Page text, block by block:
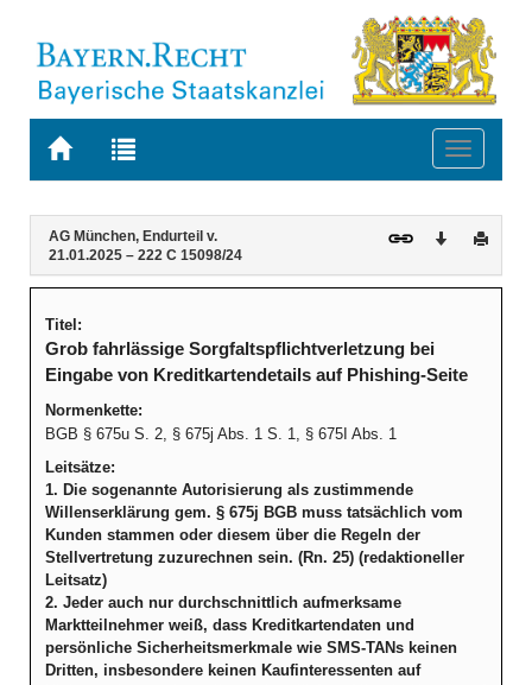
Zur
BAYERN.RECHT
Zur
letzten
Suche
Toggle
Navigation
Inhalt
AG München, Endurteil v.
21.01.2025 – 222 C 15098/24
Download
Titel:
Grob fahrlässige Sorgfaltspflichtverletzung bei
Eingabe von Kreditkartendetails auf Phishing-Seite
Normenkette:
BGB § 675u S. 2, § 675j Abs. 1 S. 1, § 675I Abs. 1
Leitsätze:
1. Die sogenannte Autorisierung als zustimmende
Willenserklärung gem. § 675j BGB muss tatsächlich vom
Kunden stammen oder diesem über die Regeln der
Stellvertretung zuzurechnen sein. (Rn. 25) (redaktioneller
Leitsatz)
2. Jeder auch nur durchschnittlich aufmerksame
Marktteilnehmer weiß, dass Kreditkartendaten und
persönliche Sicherheitsmerkmale wie SMS-TANs keinen
Dritten, insbesondere keinen Kaufinteressenten auf